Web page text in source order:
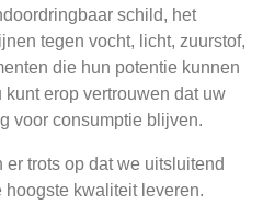
schild, het
tegen vocht, licht, zuurstof,
die hun potentie kunnen
erop vertrouwen dat uw
voor consumptie blijven.
er trots op dat we uitsluitend
kwaliteit leveren.